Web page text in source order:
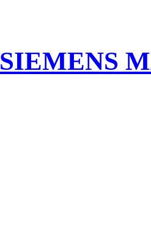
SIEMENS